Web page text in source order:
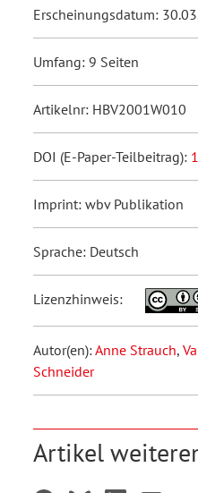
Erscheinungsdatum:
Umfang: 9 Seiten
Artikelnr: HBV2001W010
DOI (E-Paper-Teilbeitrag):
Imprint: wbv Publikation
Sprache: Deutsch
Lizenzhinweis:
Autor(en):Anne Strauch,
Schneider
Artikel